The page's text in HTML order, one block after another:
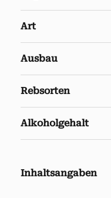
Art
Ausbau
Rebsorten
Alkoholgehalt
Inhaltsangaben